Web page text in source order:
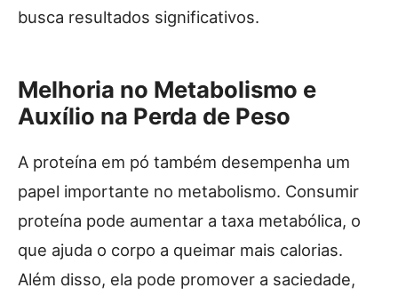
busca resultados significativos.
Melhoria no Metabolismo e
Auxílio na Perda de Peso
A proteína em pó também desempenha um
papel importante no metabolismo. Consumir
proteína pode aumentar a taxa metabólica, o
que ajuda o corpo a queimar mais calorias.
Além disso, ela pode promover a saciedade,